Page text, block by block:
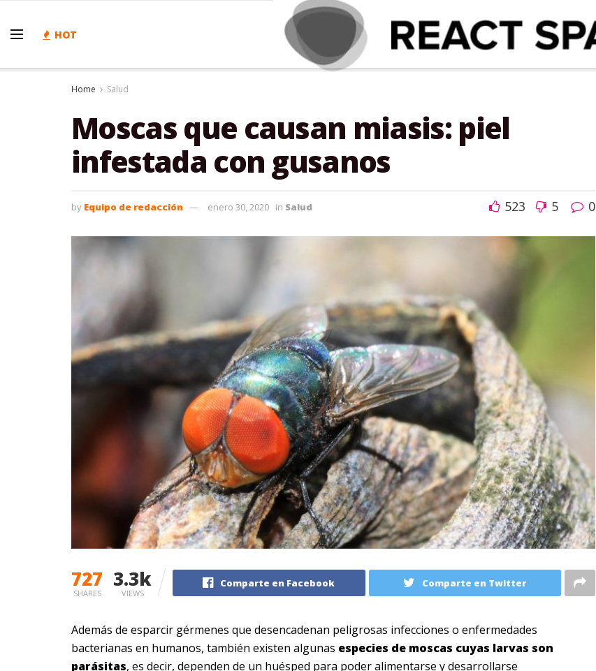
HOT
Home Salud
Moscas que causan miasis: piel
infestada con gusanos
by Equipo de redacción enero 30, 2020 in Salud 523 5 0
727
SHARES
3.3k
VIEWS
Comparte en Facebook Comparte en Twitter
Además de esparcir gérmenes que desencadenan peligrosas infecciones o enfermedades
bacterianas en humanos, también existen algunas especies de moscas cuyas larvas son
parásitas, es decir, dependen de un huésped para poder alimentarse y desarrollarse